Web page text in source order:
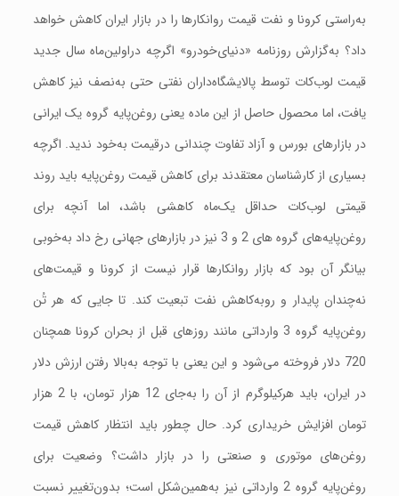
به‌راستی کرونا و نفت قیمت روانکارها را در بازار ایران کاهش خواهد
داد؟ به‌گزارش روزنامه «دنیای‌خودرو» اگرچه دراولین‌ماه سال جدید
قیمت لوب‌کات توسط پالایشگاه‌داران نفتی حتی به‌نصف نیز کاهش
یافت، اما محصول حاصل از این ماده یعنی روغن‌پایه گروه یک ایرانی
در بازارهای بورس و آزاد تفاوت چندانی درقیمت به‌خود ندید. اگرچه
بسیاری از کارشناسان معتقدند برای کاهش قیمت روغن‌پایه باید روند
قیمتی لوب‌کات حداقل یک‌ماه کاهشی باشد، اما آنچه برای
روغن‌پایه‌های گروه های 2 و 3 نیز در بازارهای جهانی رخ داد به‌خوبی
بیانگر آن بود که بازار روانکارها قرار نیست از کرونا و قیمت‌های
نه‌چندان پایدار و روبه‌کاهش نفت تبعیت کند. تا جایی که هر تُن
روغن‌پایه گروه 3 وارداتی مانند روزهای قبل از بحران کرونا همچنان
720 دلار فروخته می‌شود و این یعنی با توجه به‌بالا رفتن ارزش دلار
در ایران،‌ باید هرکیلوگرم از آن را به‌جای 12 هزار تومان،‌ با 2 هزار
تومان افزایش خریداری کرد. حال چطور باید انتظار کاهش قیمت
روغن‌های موتوری و صنعتی را در بازار داشت؟ وضعیت برای
روغن‌پایه گروه 2 وارداتی نیز به‌همین‌شکل است؛ بدون‌تغییر نسبت